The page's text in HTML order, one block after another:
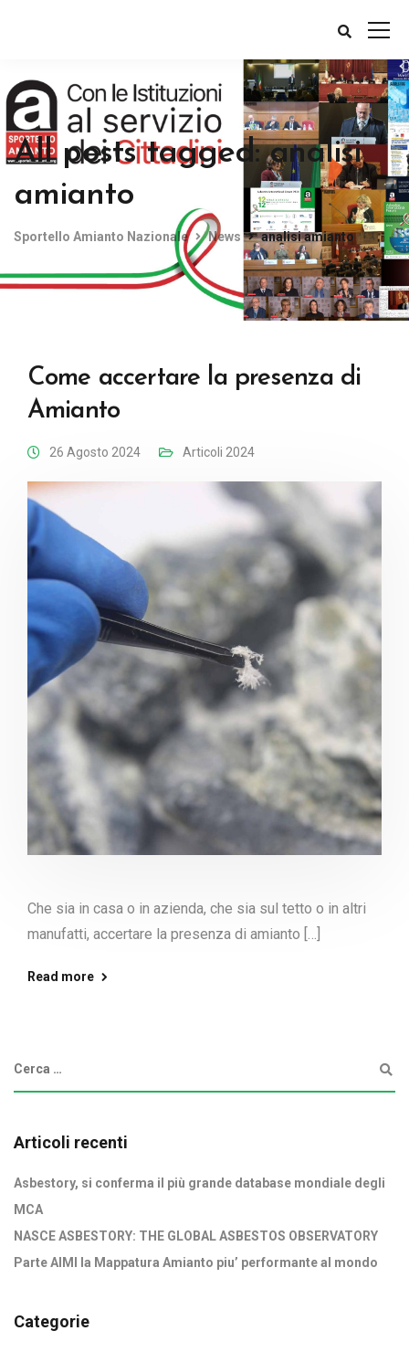
All posts tagged: analisi
amianto
Sportello Amianto Nazionale News analisi amianto
Come accertare la presenza di
Amianto
26 Agosto 2024 Articoli 2024
Che sia in casa o in azienda, che sia sul tetto o in altri
manufatti, accertare la presenza di amianto […]
Read more
Articoli recenti
Asbestory, si conferma il più grande database mondiale degli
MCA
NASCE ASBESTORY: THE GLOBAL ASBESTOS OBSERVATORY
Parte AIMI la Mappatura Amianto piu’ performante al mondo
Categorie